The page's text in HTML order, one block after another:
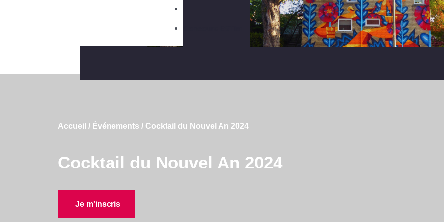
Ça se passe dans l’Est
Accueil / Événements / Cocktail du Nouvel An 2024
Cocktail du Nouvel An 2024
Je m'inscris